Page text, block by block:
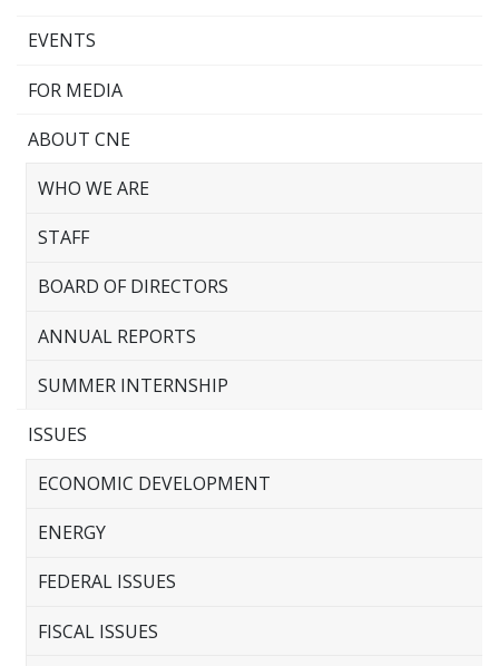
EVENTS
FOR MEDIA
ABOUT CNE
WHO WE ARE
STAFF
BOARD OF DIRECTORS
ANNUAL REPORTS
SUMMER INTERNSHIP
ISSUES
ECONOMIC DEVELOPMENT
ENERGY
FEDERAL ISSUES
FISCAL ISSUES